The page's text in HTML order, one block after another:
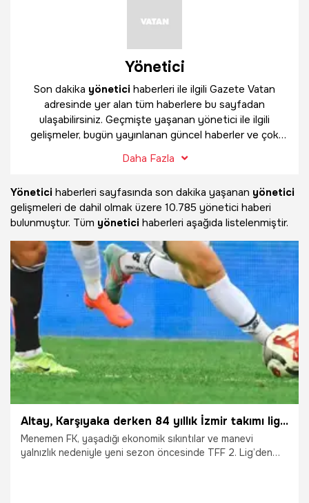
Yönetici
Son dakika yönetici haberleri ile ilgili Gazete Vatan
adresinde yer alan tüm haberlere bu sayfadan
ulaşabilirsiniz. Geçmişte yaşanan yönetici ile ilgili
gelişmeler, bugün yayınlanan güncel haberler ve çok
Daha Fazla
Yönetici haberleri sayfasında son dakika yaşanan yönetici
gelişmeleri de dahil olmak üzere 10.785 yönetici haberi
bulunmuştur. Tüm yönetici haberleri aşağıda listelenmiştir.
Altay, Karşıyaka derken 84 yıllık İzmir takımı ligden çekildi
Menemen FK, yaşadığı ekonomik sıkıntılar ve manevi
yalnızlık nedeniyle yeni sezon öncesinde TFF 2. Lig’den